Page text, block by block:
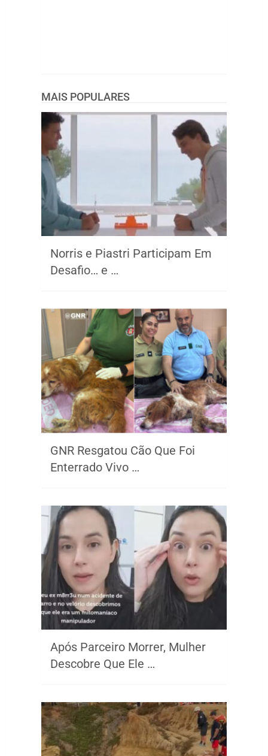
MAIS POPULARES
Norris e Piastri Participam Em
Desafio… e …
GNR Resgatou Cão Que Foi
Enterrado Vivo …
Após Parceiro Morrer, Mulher
Descobre Que Ele …